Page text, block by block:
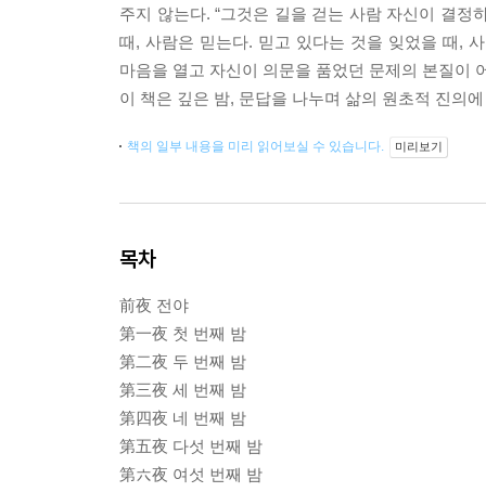
주지 않는다. “그것은 길을 걷는 사람 자신이 결정
때, 사람은 믿는다. 믿고 있다는 것을 잊었을 때,
마음을 열고 자신이 의문을 품었던 문제의 본질이
이 책은 깊은 밤, 문답을 나누며 삶의 원초적 진의
책의 일부 내용을 미리 읽어보실 수 있습니다. 미리보기
목차
前夜 전야
第一夜 첫 번째 밤
第二夜 두 번째 밤
第三夜 세 번째 밤
第四夜 네 번째 밤
第五夜 다섯 번째 밤
第六夜 여섯 번째 밤